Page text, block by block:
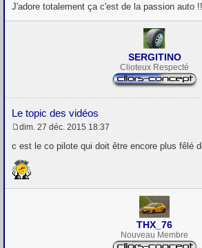
a
g
J'adore totalement ça c'est de la passion auto
SERGITINO
Clioteux Respecté
Le topic des vidéos
e
s
a
dim. 27 déc. 2015 18:37
c est le co pilote qui doit être encore plus fêlé
THX_76
Nouveau Membre